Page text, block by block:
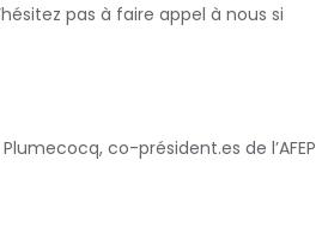
pas à faire appel à nous si
co-président.es de l’AFEP